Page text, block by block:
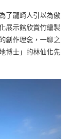
了龍崎人引以為傲
展示館欣賞竹編製
創作理念，一聊之
博士」的林仙化先